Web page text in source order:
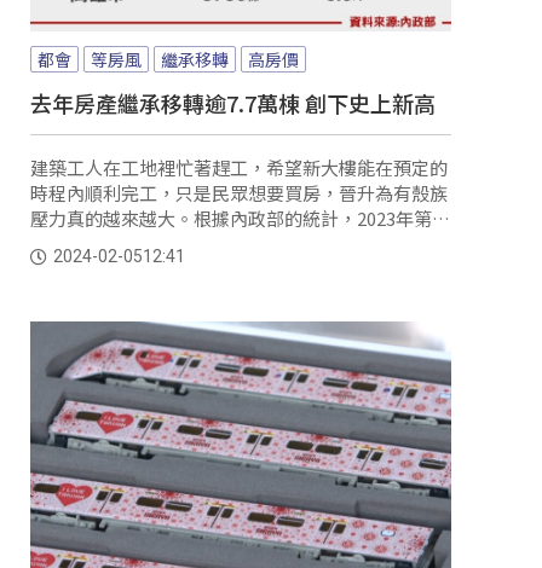
都會 等房風 繼承移轉 高房價
去年房產繼承移轉逾7.7萬棟 創下史上新高
建築工人在工地裡忙著趕工，希望新大樓能在預定的
時程內順利完工，只是民眾想要買房，晉升為有殼族
壓力真的越來越大。根據內政部的統計，2023年第三
季全國房價所得比高達9.86倍，再創歷史新高。 民
眾：「房價漲得太快了台北買不下去，就會去往新北
2024-02-0512:41